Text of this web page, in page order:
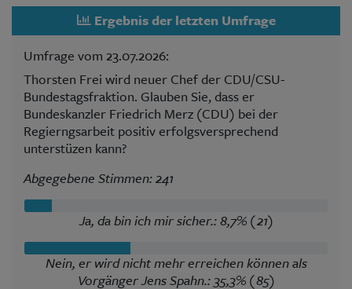
Ergebnis der letzten Umfrage
Umfrage vom 23.07.2026:
Thorsten Frei wird neuer Chef der CDU/CSU-
Bundestagsfraktion. Glauben Sie, dass er
Bundeskanzler Friedrich Merz (CDU) bei der
Regierngsarbeit positiv erfolgsversprechend
unterstüzen kann?
Abgegebene Stimmen: 241
Ja, da bin ich mir sicher.: 8,7% (21)
Nein, er wird nicht mehr erreichen können als
Vorgänger Jens Spahn.: 35,3% (85)